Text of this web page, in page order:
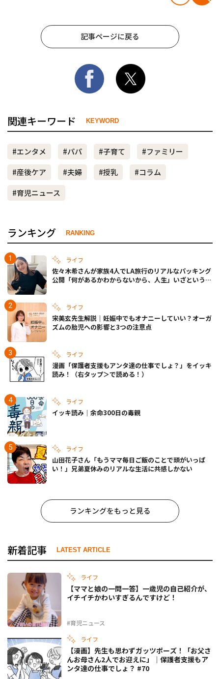
記事ページに戻る
関連キーワード KEYWORD
#エンタメ #パパ #子育て
#ファミリー
#産後ケア
#夫婦 #授乳
#コラム
#育児ニュース
ランキング RANKING
ライフ
佐々木希さんが家族4人でLA旅行のリアルなパッキング
公開「何があるかわからないから、人生」いざというと
ライフ
宋美玄先生解説｜妊娠中でもオナニーしていい？オーガ
ズムの胎児への影響と3つの注意点
ライフ
漫画「保護者支援もアンタ達の仕事でしょ？」をイッキ
読み！（右タップ＞で読める！）
ライフ
イッキ読み｜余命300日の毒親
ライフ
山田花子さん「もうママ毎日ご飯のことで頭がいっぱ
い！」兄弟夏休みのリアルな生活に共感しかない
ランキングをもっと見る
新着記事 LATEST ARTICLE
ライフ
#育児ニュース
【ママと娘の一問一答】一歳児の自己紹介が、
イチイチかわいすぎるんですけど！
ライフ
【漫画】先生も思わずガッツポーズ！「お父さ
んお母さん2人でお迎えに」｜保護者支援もア
ンタ達の仕事でしょ？ #70